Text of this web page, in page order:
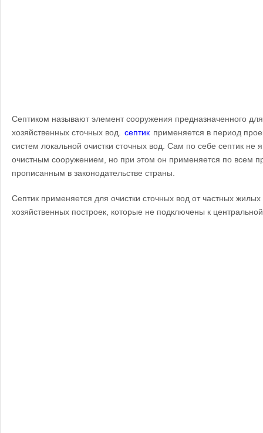
Септиком называют элемент сооружения предназначенного
хозяйственных сточных вод.
септик применяется в период
систем локальной очистки сточных вод. Сам по себе септик не
очистным сооружением, но при этом он применяется по всем
прописанным в законодательстве страны.
Септик применяется для очистки сточных вод от частных
хозяйственных построек, которые не подключены к